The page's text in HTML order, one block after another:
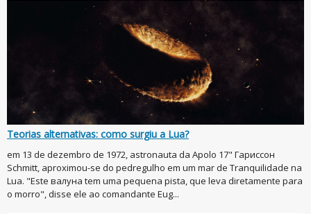
Teorias alternativas: como surgiu a Lua?
em 13 de dezembro de 1972, astronauta da Apolo 17" Гариссон
Schmitt, aproximou-se do pedregulho em um mar de Tranquilidade na
Lua. "Este валуна tem uma pequena pista, que leva diretamente para
o morro", disse ele ao comandante Eug...